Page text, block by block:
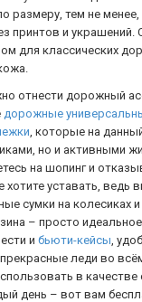
размеру, тем не
принтов и
для классических
отнести дорожный
дорожные
, которые на
но и активными
на шопинг и
хотите уставать, ведь
сумки на колесиках
– просто
и бьюти-кейсы,
леди во
в качестве
день – вот вам